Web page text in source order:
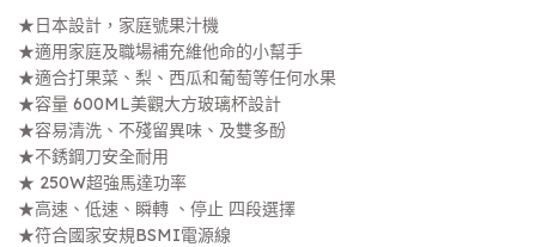
★日本設計，家庭號果汁機
★適用家庭及職場補充維他命的小幫手
★適合打果菜、梨、西瓜和葡萄等任何水果
★容量 600ML美觀大方玻璃杯設計
★容易清洗、不殘留異味、及雙多酚
★不銹鋼刀安全耐用
★ 250W超強馬達功率
★高速、低速、瞬轉 、停止 四段選擇
★符合國家安規BSMI電源線